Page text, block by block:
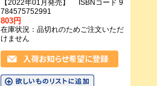
【2022年01月発売】 ISBNコード 9
784575752991
803円
在庫状況：品切れのためご注文いただ
けません